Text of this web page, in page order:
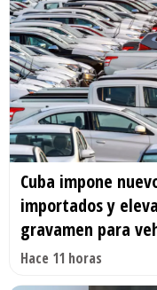
Cuba impone
importados y
gravamen para
Hace 11 horas